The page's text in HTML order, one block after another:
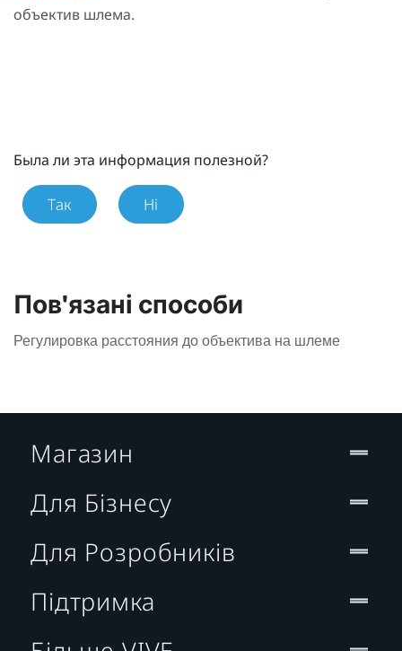
объектив шлема.
Была ли эта информация полезной?
Так Ні
Пов'язані способи
Регулировка расстояния до объектива на шлеме
Магазин
Для Бізнесу
Для Розробників
Підтримка